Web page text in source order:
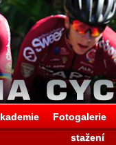
Fotogalerie
stažení